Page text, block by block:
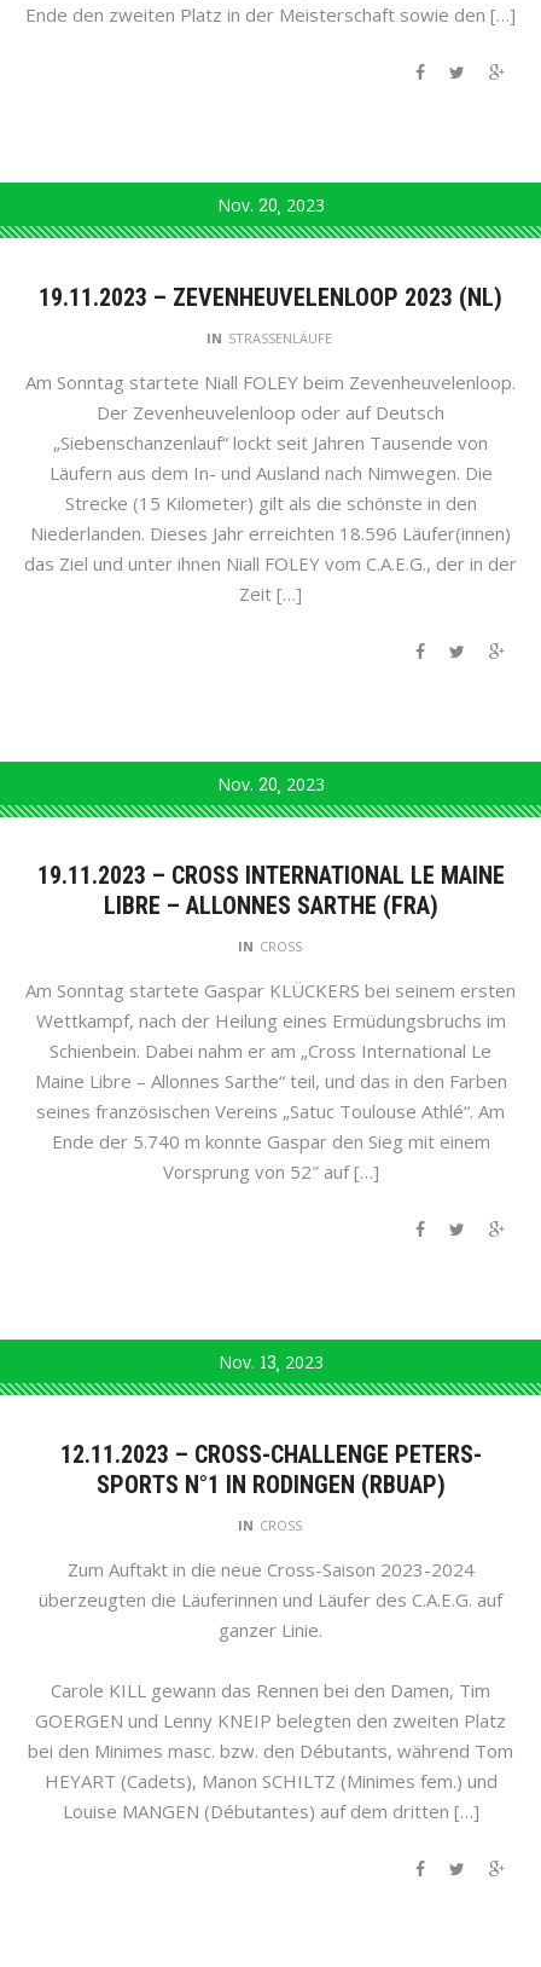
Ende den zweiten Platz in der Meisterschaft sowie den […]
Nov. 20 2023
19.11.2023 – ZEVENHEUVELENLOOP 2023 (NL)
IN STRASSENLÄUFE
Am Sonntag startete Niall FOLEY beim Zevenheuvelenloop.
Der Zevenheuvelenloop oder auf Deutsch
„Siebenschanzenlauf“ lockt seit Jahren Tausende von
Läufern aus dem In- und Ausland nach Nimwegen. Die
Strecke (15 Kilometer) gilt als die schönste in den
Niederlanden. Dieses Jahr erreichten 18.596 Läufer(innen)
das Ziel und unter ihnen Niall FOLEY vom C.A.E.G., der in der
Zeit […]
Nov. 20 2023
19.11.2023 – CROSS INTERNATIONAL LE MAINE
LIBRE – ALLONNES SARTHE (FRA)
IN CROSS
Am Sonntag startete Gaspar KLÜCKERS bei seinem ersten
Wettkampf, nach der Heilung eines Ermüdungsbruchs im
Schienbein. Dabei nahm er am „Cross International Le
Maine Libre – Allonnes Sarthe“ teil, und das in den Farben
seines französischen Vereins „Satuc Toulouse Athlé“. Am
Ende der 5.740 m konnte Gaspar den Sieg mit einem
Vorsprung von 52″ auf […]
Nov. 13 2023
12.11.2023 – CROSS-CHALLENGE PETERS-
SPORTS N°1 IN RODINGEN (RBUAP)
IN CROSS
Zum Auftakt in die neue Cross-Saison 2023-2024
überzeugten die Läuferinnen und Läufer des C.A.E.G. auf
ganzer Linie.
Carole KILL gewann das Rennen bei den Damen, Tim
GOERGEN und Lenny KNEIP belegten den zweiten Platz
bei den Minimes masc. bzw. den Débutants, während Tom
HEYART (Cadets), Manon SCHILTZ (Minimes fem.) und
Louise MANGEN (Débutantes) auf dem dritten […]